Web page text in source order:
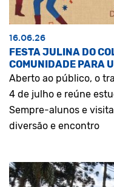
16.06.26
FESTA JULINA DO
COMUNIDADE PARA
Aberto ao público, o
4 de julho e reúne
Sempre-alunos e
diversão e encontro